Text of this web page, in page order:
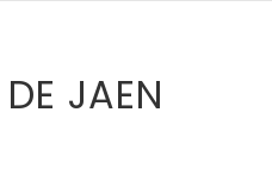
JAEN